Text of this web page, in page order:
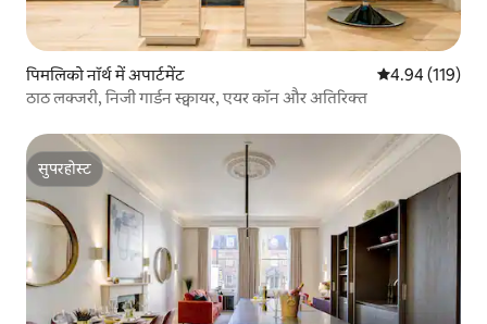
पिमलिको नॉर्थ में अपार्टमेंट औसत रेटिंग 5 में से
4.94 (119)
ठाठ लक्जरी, निजी गार्डन स्क्वायर, एयर कॉन और अतिरिक्त
सुपरहोस्ट
सुपरहोस्ट